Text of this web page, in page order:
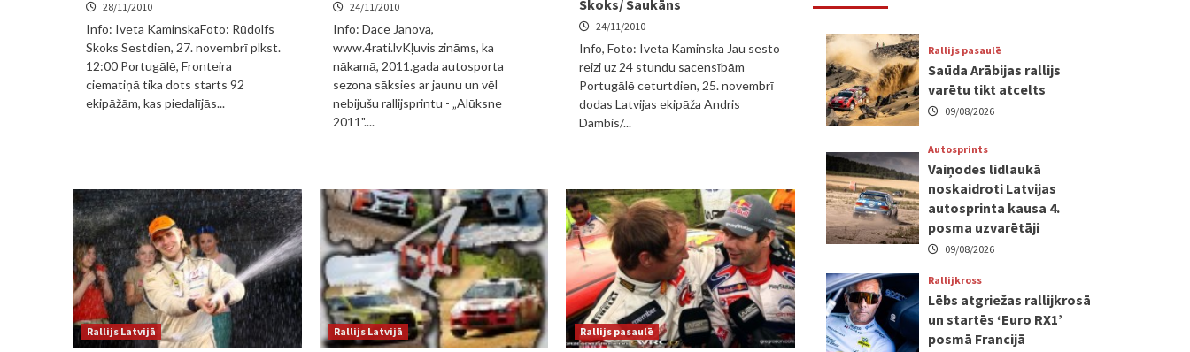
28/11/2010
Info: Iveta KaminskaFoto: Rūdolfs
Skoks Sestdien, 27. novembrī plkst.
12:00 Portugālē, Fronteira
ciematiņā tika dots starts 92
ekipāžām, kas piedalījās...
24/11/2010
Info: Dace Janova,
www.4rati.lvKļuvis zināms, ka
nākamā, 2011.gada autosporta
sezona sāksies ar jaunu un vēl
nebijušu rallijsprintu - „Alūksne
2011"....
Skoks/ Saukāns
24/11/2010
Info, Foto: Iveta Kaminska Jau sesto
reizi uz 24 stundu sacensībām
Portugālē ceturtdien, 25. novembrī
dodas Latvijas ekipāža Andris
Dambis/...
Rallijs Latvijā Rallijs Latvijā Rallijs pasaulē
Rallijs pasaulē
Saūda Arābijas rallijs
varētu tikt atcelts
09/08/2026
Autosprints
Vaiņodes lidlaukā
noskaidroti Latvijas
autosprinta kausa 4.
posma uzvarētāji
09/08/2026
Rallijkross
Lēbs atgriežas rallijkrosā
un startēs ‘Euro RX1’
posmā Francijā